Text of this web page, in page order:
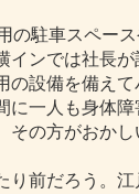
の駐車スペー
インでは社長
の設備を備え
に一人も身体
その方がおか
前だろう。